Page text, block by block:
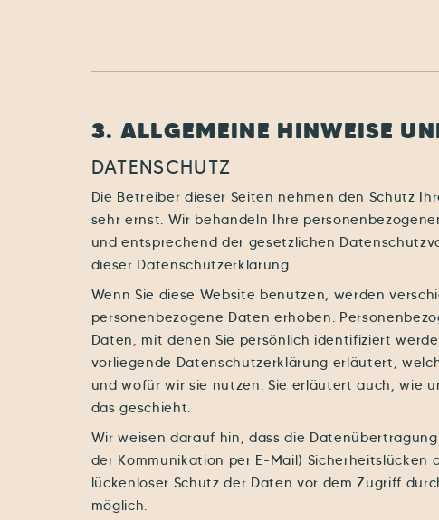
3. ALLGEMEINE HINWEISE
DATENSCHUTZ
Die Betreiber dieser Seiten nehmen den Schutz
sehr ernst. Wir behandeln Ihre
und entsprechend der gesetzlichen
dieser Datenschutzerklärung.
Wenn Sie diese Website benutzen, werden
personenbezogene Daten erhoben.
Daten, mit denen Sie persönlich identifiziert
vorliegende Datenschutzerklärung erläutert,
und wofür wir sie nutzen. Sie erläutert auch, wie
das geschieht.
Wir weisen darauf hin, dass die
der Kommunikation per E-Mail) Sicherheitslücken
lückenloser Schutz der Daten vor dem Zugriff
möglich.